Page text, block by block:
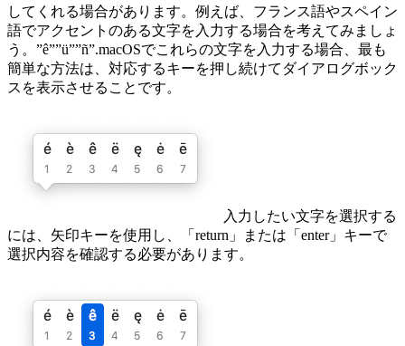
してくれる場合があります。例えば、フランス語やスペイン
語でアクセントのある文字を入力する場合を考えてみましょ
う。”ê””ü””ñ”.macOSでこれらの文字を入力する場合、最も
簡単な方法は、対応するキーを押し続けてダイアログボック
スを表示させることです。
入力したい文字を選択する
には、矢印キーを使用し、「return」または「enter」キーで
選択内容を確認する必要があります。